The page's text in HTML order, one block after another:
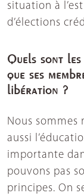
situation à
d’élections
Quels sont
que ses
libération ?
Nous sommes
aussi
importante
pouvons pas
principes. On